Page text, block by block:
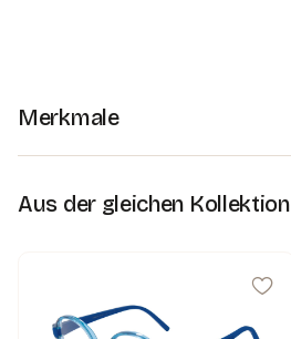
Merkmale
Aus der gleichen Kollektion